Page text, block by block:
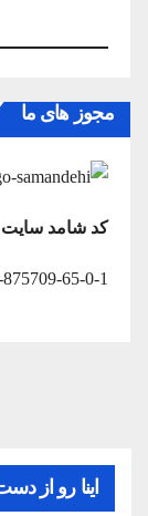
مجوز های ما
کد شامد
65-0-1
اینا رو از